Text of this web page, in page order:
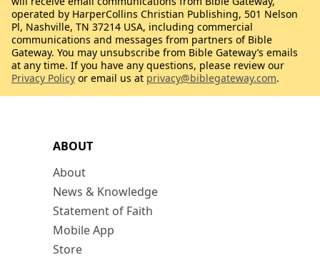
ABOUT
About
News & Knowledge
Statement of Faith
Mobile App
Store
operated by HarperCollins Christian Publishing, 501 Nelson
Pl, Nashville, TN 37214 USA, including commercial
communications and messages from partners of Bible
Gateway. You may unsubscribe from Bible Gateway’s emails
at any time. If you have any questions, please review our
Privacy Policy or email us at privacy@biblegateway.com.